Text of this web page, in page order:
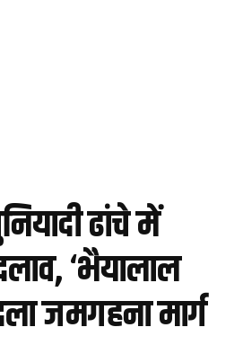
ढांचे में
‘भैयालाल
जमगहना मार्ग